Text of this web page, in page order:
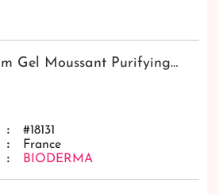
Gel Moussant Purifying…
:
#18131
:
France
: BIODERMA